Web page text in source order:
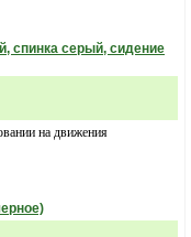
спинка серый, сидение
на движения